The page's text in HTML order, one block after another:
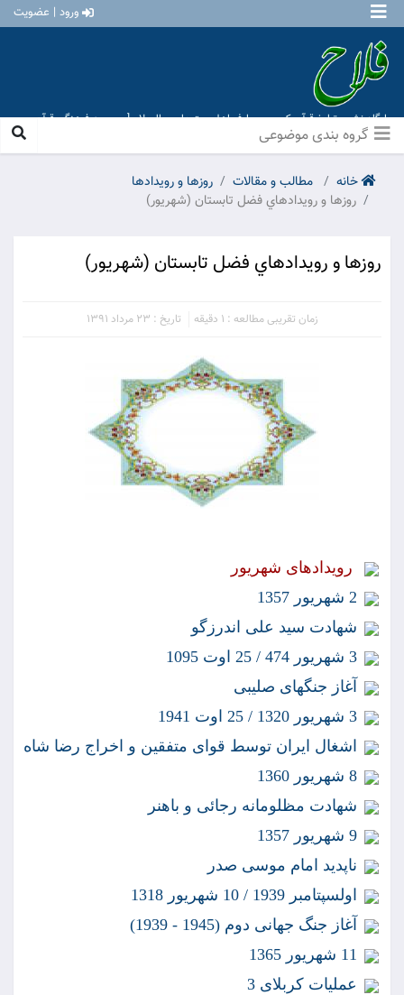
ورود | عضویت
پایگاه نشر و تبلیغ قرآن کریم و معارف اهل بیت علیهم السلام [ موسسه فرهنگی قرآن و
عترت منهاج عشق آباد ]
خانه مطالب و مقالات
روزها و رويدادها
روزها و رويدادهاي فضل تابستان (شهريور)
روزها و رويدادهاي فضل تابستان (شهريور)
زمان تقریبی مطالعه : 1 دقیقه تاریخ : 23 مرداد 1391
رويدادهاى شهريور
شهادت سيد على اندرزگو
آغاز جنگهاى صليبى
اشغال ايران توسط قواى متفقين و اخراج رضا شاه
شهادت مظلومانه رجائى و باهنر
ناپديد امام موسى صدر
اولسپتامبر 1939 / 10 شهريور 1318
آغاز جنگ جهانى دوم (1945 - 1939)
عمليات كربلاى 3